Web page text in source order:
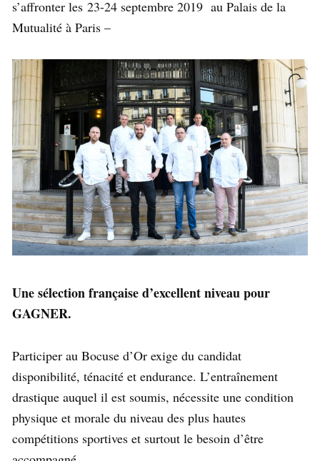
s’affronter les 23-24 septembre 2019 au Palais de la
Mutualité à Paris –
Une sélection française d’excellent niveau pour
GAGNER.
Participer au Bocuse d’Or exige du candidat
disponibilité, ténacité et endurance. L’entraînement
drastique auquel il est soumis, nécessite une condition
physique et morale du niveau des plus hautes
compétitions sportives et surtout le besoin d’être